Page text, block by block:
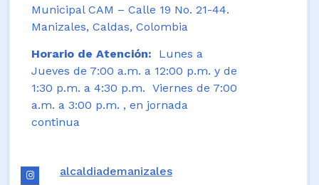
Municipal CAM – Calle 19 No. 21-44.
Manizales, Caldas, Colombia
Horario de Atención: Lunes a
Jueves de 7:00 a.m. a 12:00 p.m. y de
1:30 p.m. a 4:30 p.m. Viernes de 7:00
a.m. a 3:00 p.m. , en jornada
continua
alcaldiademanizales